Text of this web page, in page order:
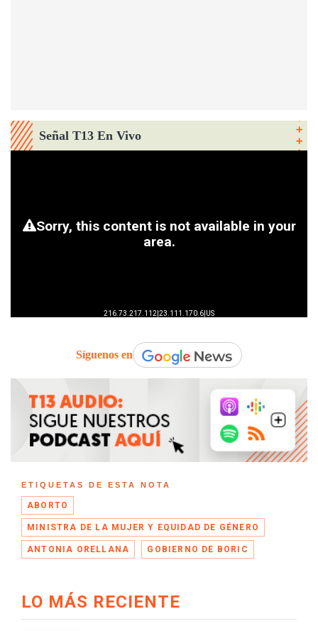
Señal T13 En Vivo
Síguenos en
ETIQUETAS DE ESTA NOTA
ABORTO
MINISTRA DE LA MUJER Y EQUIDAD DE GÉNERO
ANTONIA ORELLANA GOBIERNO DE BORIC
LO MÁS RECIENTE